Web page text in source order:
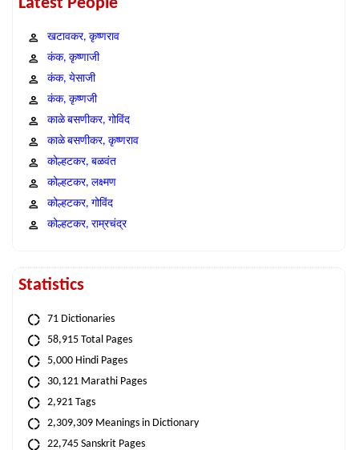
खटावकर, कृष्णराव
कंक, कृष्णाजी
कंक, येसाजी
कंक, कृष्णजी
काळे बसणीकर, गोविंद
काळे बसणीकर, कृष्णराव
कोल्हटकर, बळवंत
कोल्हटकर, लक्ष्मण
कोल्हटकर, गोविंद
कोल्हटकर, राम्रचंद्र
Statistics
71 Dictionaries
58,915 Total Pages
5,000 Hindi Pages
30,121 Marathi Pages
2,921 Tags
2,309,309 Meanings in Dictionary
22,745 Sanskrit Pages